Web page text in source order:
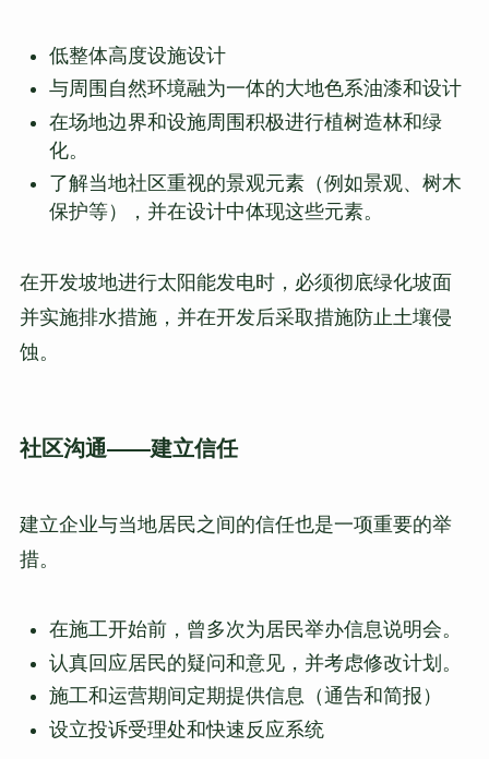
低整体高度设施设计
与周围自然环境融为一体的大地色系油漆和设计
在场地边界和设施周围积极进行植树造林和绿
化。
了解当地社区重视的景观元素（例如景观、树木
保护等），并在设计中体现这些元素。
在开发坡地进行太阳能发电时，必须彻底绿化坡面
并实施排水措施，并在开发后采取措施防止土壤侵
蚀。
社区沟通——建立信任
建立企业与当地居民之间的信任也是一项重要的举
措。
在施工开始前，曾多次为居民举办信息说明会。
认真回应居民的疑问和意见，并考虑修改计划。
施工和运营期间定期提供信息（通告和简报）
设立投诉受理处和快速反应系统